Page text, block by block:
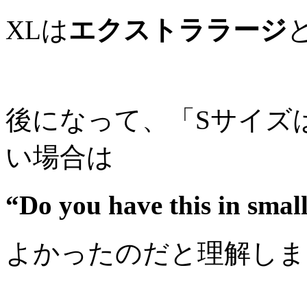
XLはエクストララージ
後になって、「Sサイ
い場合は
“Do you have this in
よかったのだと理解し